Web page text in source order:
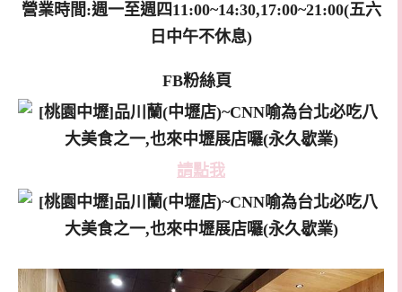
營業時間:週一至週四11:00~14:30,17:00~21:00(五六
日中午不休息)
FB粉絲頁
請點我